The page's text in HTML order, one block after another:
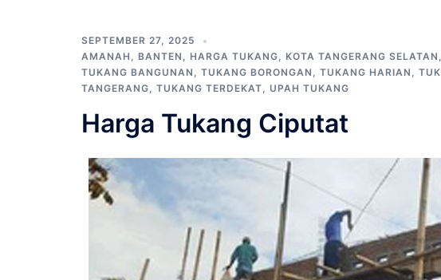
SEPTEMBER 27, 2025
AMANAH , BANTEN , HARGA TUKANG, KOTA TANGERANG SELATAN ,
TUKANG BANGUNAN , TUKANG BORONGAN , TUKANG HARIAN ,
TANGERANG, TUKANG TERDEKAT, UPAH TUKANG
Harga Tukang Ciputat